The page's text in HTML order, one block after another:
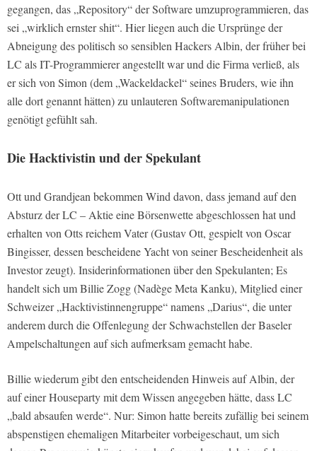
gegangen, das „Repository“ der Software umzuprogrammieren, das
sei „wirklich ernster shit“. Hier liegen auch die Ursprünge der
Abneigung des politisch so sensiblen Hackers Albin, der früher bei
LC als IT-Programmierer angestellt war und die Firma verließ, als
er sich von Simon (dem „Wackeldackel“ seines Bruders, wie ihn
alle dort genannt hätten) zu unlauteren Softwaremanipulationen
genötigt gefühlt sah.
Die Hacktivistin und der Spekulant
Ott und Grandjean bekommen Wind davon, dass jemand auf den
Absturz der LC – Aktie eine Börsenwette abgeschlossen hat und
erhalten von Otts reichem Vater (Gustav Ott, gespielt von Oscar
Bingisser, dessen bescheidene Yacht von seiner Bescheidenheit als
Investor zeugt). Insiderinformationen über den Spekulanten; Es
handelt sich um Billie Zogg (Nadège Meta Kanku), Mitglied einer
Schweizer „Hacktivistinnengruppe“ namens „Darius“, die unter
anderem durch die Offenlegung der Schwachstellen der Baseler
Ampelschaltungen auf sich aufmerksam gemacht habe.
Billie wiederum gibt den entscheidenden Hinweis auf Albin, der
auf einer Houseparty mit dem Wissen angegeben hätte, dass LC
„bald absaufen werde“. Nur: Simon hatte bereits zufällig bei seinem
abspenstigen ehemaligen Mitarbeiter vorbeigeschaut, um sich